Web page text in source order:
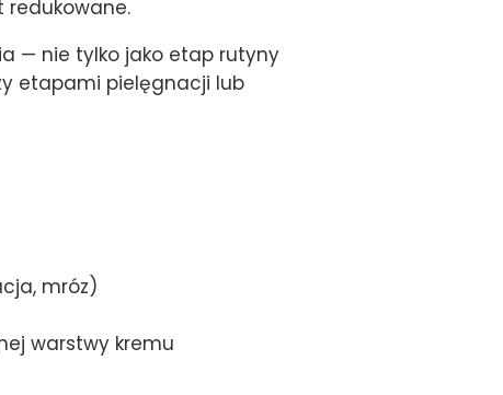
redukowane.
— nie tylko jako etap rutyny
etapami pielęgnacji lub
mróz)
warstwy kremu